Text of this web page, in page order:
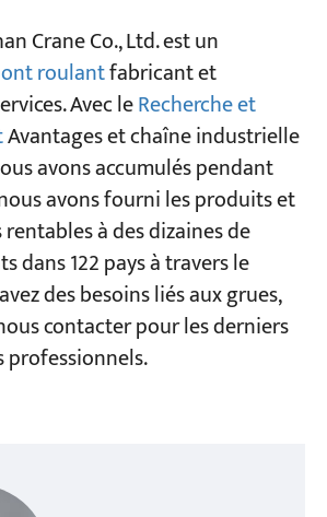
Crane Co., Ltd. est un
roulantfabricant et
Avec leRecherche et
Avantages et chaîne industrielle
avons accumulés pendant
avons fourni les produits et
à des dizaines de
dans 122 pays à travers le
des besoins liés aux grues,
contacter pour les derniers
professionnels.